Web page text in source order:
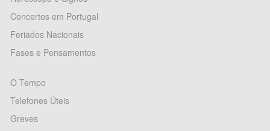
Concertos em Portugal
Feriados Nacionais
Fases e Pensamentos
O Tempo
Telefones Úteis
Greves